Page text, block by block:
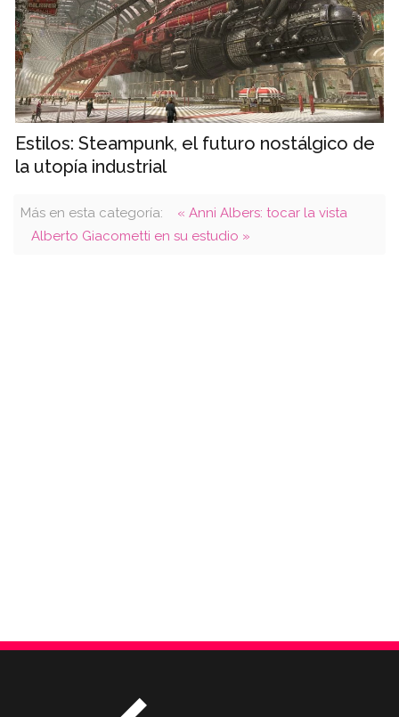
Estilos: Steampunk, el futuro nostálgico de
la utopía industrial
Más en esta categoría:
« Anni Albers: tocar la vista
Alberto Giacometti en su estudio »